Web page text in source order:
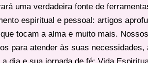
uma verdadeira fonte de
espiritual e pessoal: artigos
tocam a alma e muito mais.
para atender às suas
a dia e sua jornada de fé: Vida